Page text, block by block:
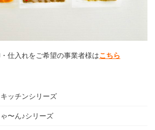
印度カリー子とは
スパイスショップ
仕入れをご希望の事業者様はこちら
ッチンシリーズ
〜ん♪シリーズ